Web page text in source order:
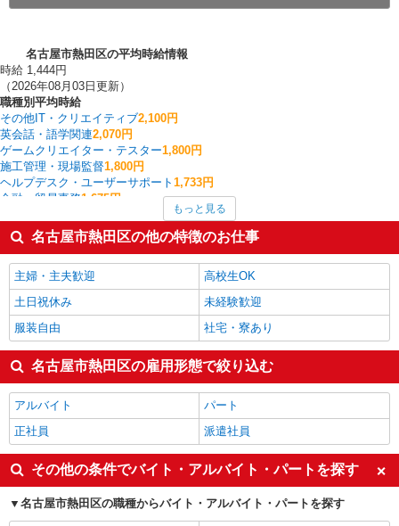
名古屋市熱田区の平均時給情報
時給 1,444円
（2026年08月03日更新）
職種別平均時給
その他IT・クリエイティブ2,100円
英会話・語学関連2,070円
ゲームクリエイター・テスター1,800円
施工管理・現場監督1,800円
ヘルプデスク・ユーザーサポート 1,733円
金融・貿易事務1,675円
1,613円
その他販売・サービス1,600円
フォークリフト1,600円
雑貨・コスメ販売1,600円
名古屋市熱田区の他の職種の平均時給を見る
もっと見る
名古屋市熱田区の他の特徴のお仕事
主婦・主夫歓迎
高校生OK
土日祝休み
未経験歓迎
服装自由
社宅・寮あり
名古屋市熱田区の雇用形態で絞り込む
アルバイト
パート
正社員
派遣社員
その他の条件でバイト・アルバイト・パートを探す
名古屋市熱田区の職種からバイト・アルバイト・パートを探す